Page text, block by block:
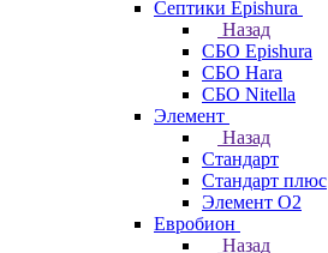
Септики Epishura
Назад
СБО Epishura
СБО Hara
СБО Nitella
Элемент
Назад
Стандарт
Стандарт плюс
Элемент О2
Евробион
Назад